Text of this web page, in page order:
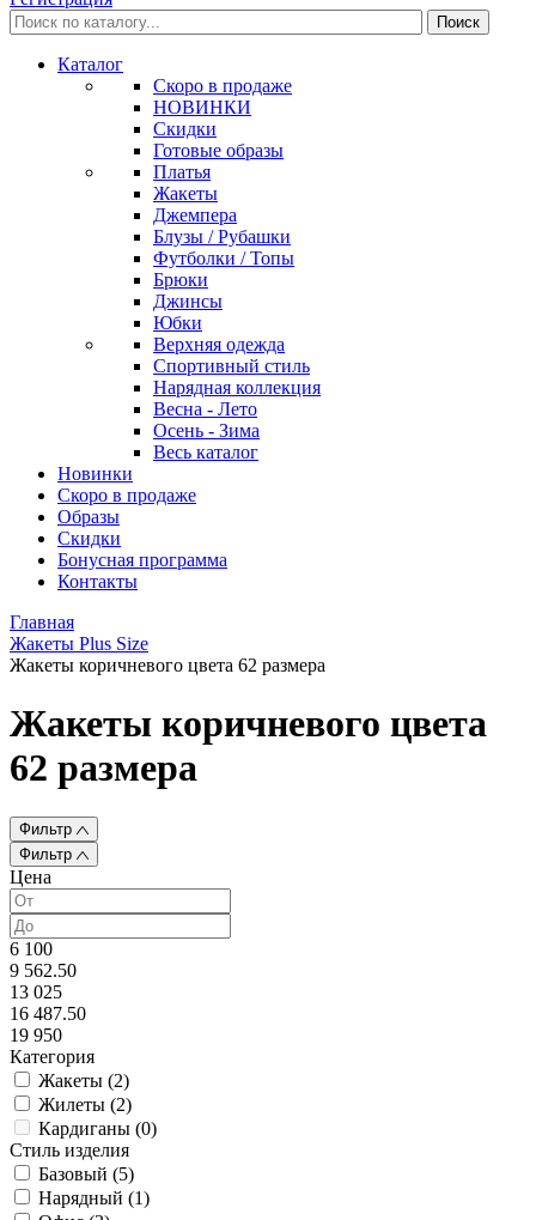
Каталог
Скоро в продаже
НОВИНКИ
Скидки
Готовые образы
Платья
Жакеты
Джемпера
Блузы / Рубашки
Футболки / Топы
Брюки
Джинсы
Юбки
Верхняя одежда
Спортивный стиль
Нарядная коллекция
Весна - Лето
Осень - Зима
Весь каталог
Новинки
Скоро в продаже
Образы
Скидки
Бонусная программа
Контакты
Главная
Жакеты Plus Size
Жакеты коричневого цвета 62 размера
Жакеты коричневого цвета
62 размера
Фильтр
Фильтр
Цена
6 100
9 562.50
13 025
16 487.50
19 950
Категория
Жакеты (2)
Жилеты (2)
Кардиганы (0)
Стиль изделия
Базовый (5)
Нарядный (1)